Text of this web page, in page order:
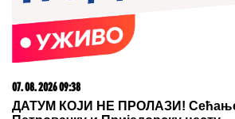
07. 08. 2026 09:14
савезу Загреба, Тиране и Приштине